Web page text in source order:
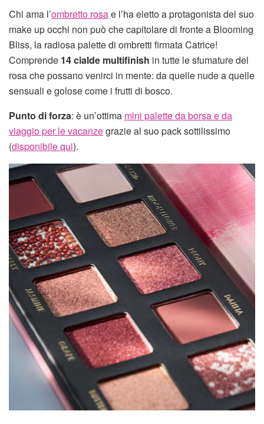
Chi ama l’ombretto rosae l’ha eletto a protagonista del suo
make up occhi non può che capitolare di fronte a Blooming
Bliss, la radiosa palette di ombretti firmata Catrice!
Comprende 14 cialde multifinish in tutte le sfumature del
rosa che possano venirci in mente: da quelle nude a quelle
sensuali e golose come i frutti di bosco.
Punto di forza: è un’ottima mini palette da borsa e da
viaggio per le vacanzegrazie al suo pack sottilissimo
(disponibile qui).